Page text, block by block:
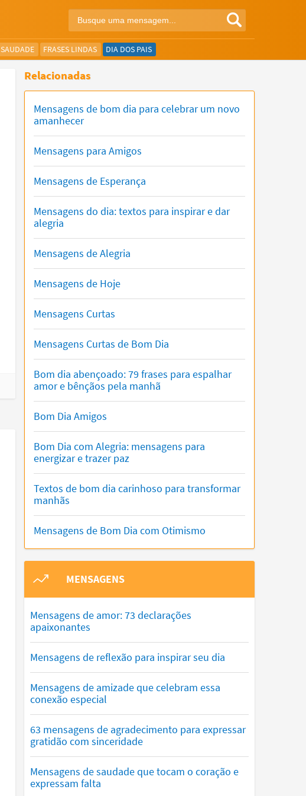
SAUDADE FRASES LINDAS DIA DOS PAIS
Relacionadas
Mensagens de bom dia para celebrar um novo
amanhecer
Mensagens para Amigos
Mensagens de Esperança
Mensagens do dia: textos para inspirar e dar
alegria
Mensagens de Alegria
Mensagens de Hoje
Mensagens Curtas
Mensagens Curtas de Bom Dia
Bom dia abençoado: 79 frases para espalhar
amor e bênçãos pela manhã
Bom Dia Amigos
Bom Dia com Alegria: mensagens para
energizar e trazer paz
Textos de bom dia carinhoso para transformar
manhãs
Mensagens de Bom Dia com Otimismo
MENSAGENS
Mensagens de amor: 73 declarações
apaixonantes
Mensagens de reflexão para inspirar seu dia
Mensagens de amizade que celebram essa
conexão especial
63 mensagens de agradecimento para expressar
gratidão com sinceridade
Mensagens de saudade que tocam o coração e
expressam falta